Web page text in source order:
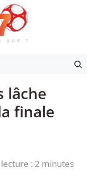
lâche
finale
: 2 minutes